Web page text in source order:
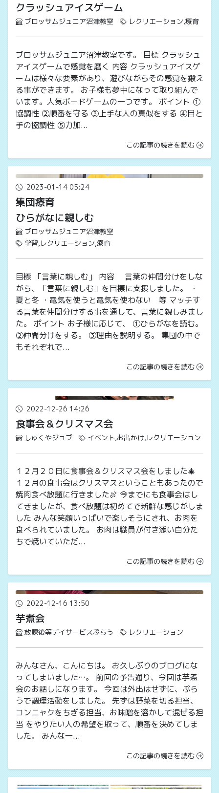
クラッシュアイスゲーム
ブロッサムジュニア沼津教室 レクリエーション,療育
ブロッサムジュニア沼津教室です。 目標 クラッシュ
アイスゲームで感覚を磨く 内容 クラッシュアイスゲ
ームは様々な要素があり、遊びながらその感覚を鍛え
る事ができます。 お子様も夢中になって取り組んで
います。人気ボードゲームの一つです。 ポイント ①
協調性 ➁順番を守る ③上手な人の真似をする ④目と
手の協調性 ⑤力加...
この記事の続きを読む
2023-01-14 05:24
集団療育
ひらがなに親しむ
ブロッサムジュニア沼津教室
学習,レクリエーション,療育
目標 「言葉に親しむ」 内容 言葉の仲間分けをしな
がら、「言葉に親しむ」を目標に支援しました。 ・
夏と冬 ・電気を使うと電気を使わない 等 マッチす
る言葉を仲間分けする事を通して、言葉に親しみまし
た。 ポイント お子様に応じて、 ①ひらがなを読む。
②仲間分けをする。 ③理由を説明する。 集団の中で
もそれぞれで...
この記事の続きを読む
2022-12-26 14:26
食事会＆クリスマス会
しゅくやジョブ イベント,お出かけ,レクリエーション
１２月２０日に食事会＆クリスマス会をしました🎄
１２月の食事会はクリスマスということもあったので
焼肉食べ放題に行きました🍖 今までにも食事会はし
てきましたが、食べ放題は初めてで新鮮な感じがしま
した みんな笑顔いっぱいで楽しそうにされ、お肉を
食べられていました。 お肉は職員が付き添い自分た
ちで焼いていただ...
この記事の続きを読む
2022-12-16 13:50
芋煮会
放課後等デイサービスぷらう レクリエーション
みんなさん、こんにちは。 お久しぶりのブログにな
ってしまいました…。 前回の予告通り、今回は芋煮
会のお話しになります。 今回は外出はせずに、ぷら
うで調理活動をしました。 先ずは野菜を切る担当、
コンニャクをちぎる担当、お味噌を溶かして混ぜる担
当 をやりたい人の希望を取って、順番を決めてしま
した。 みんな一...
この記事の続きを読む